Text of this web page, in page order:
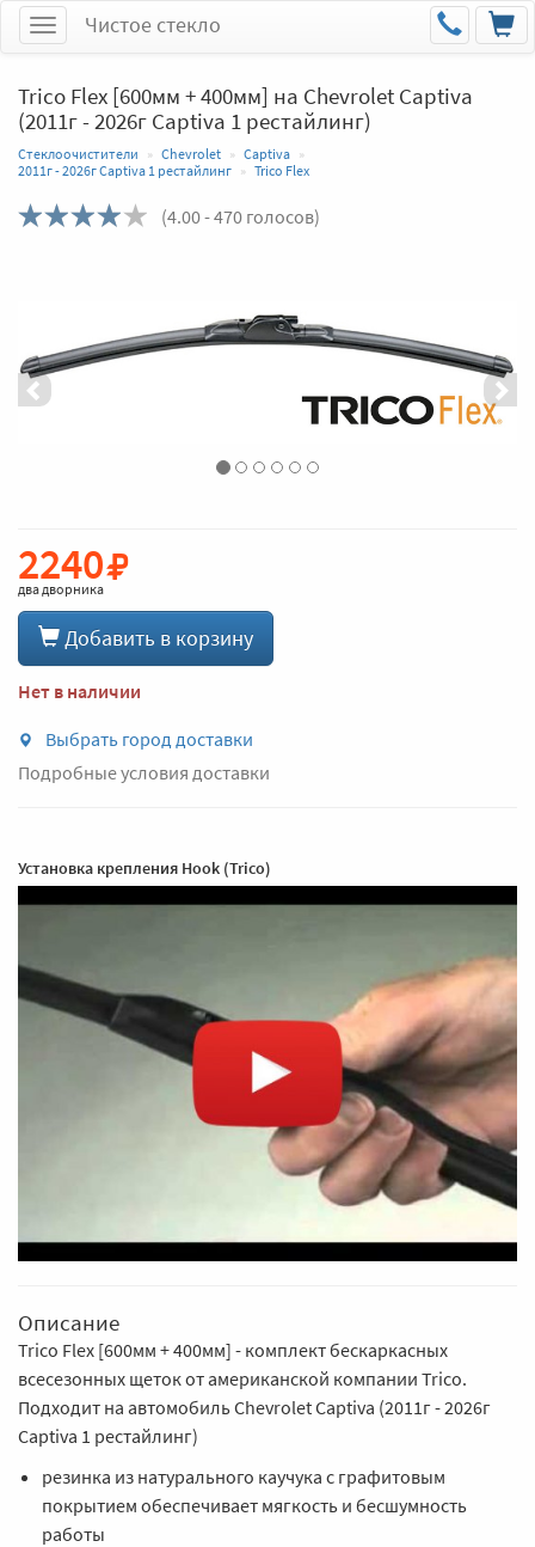
МенюЧистое стекло
Trico Flex [600мм + 400мм] на Chevrolet Captiva
(2011г - 2026г Captiva 1 рестайлинг)
Стеклоочистители Chevrolet
Captiva
2011г - 2026г Captiva 1 рестайлинг
Trico Flex
(4.00- 470 голосов)
2240
два дворника
Добавить в корзину
Нет в наличии
Выбрать город доставки
Подробные условия доставки
Установка крепления Hook (Trico)
Описание
Trico Flex [600мм + 400мм] - комплект бескаркасных
всесезонных щеток от американской компании Trico.
Подходит на автомобиль Chevrolet Captiva (2011г - 2026г
Captiva 1 рестайлинг)
резинка из натурального каучука с графитовым
покрытием обеспечивает мягкость и бесшумность
работы